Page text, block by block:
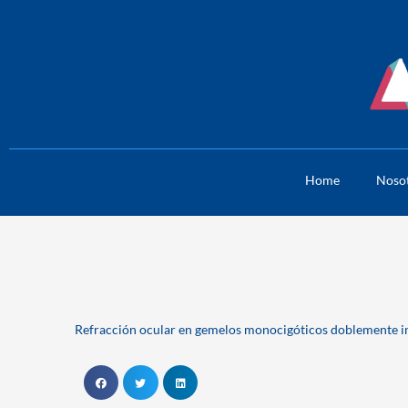
Home
Refracción ocular en gemelos monocigóticos doblemente
h
a
h
a
h
a